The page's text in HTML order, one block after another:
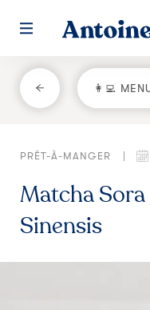
RETOUR
Fonctionnement
Environnement
Producteurs
👩‍💻
PRÊT-À-MANGER
Matcha
Sinensis